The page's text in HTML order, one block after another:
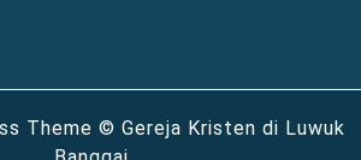
Theme © Gereja Kristen di Luwuk